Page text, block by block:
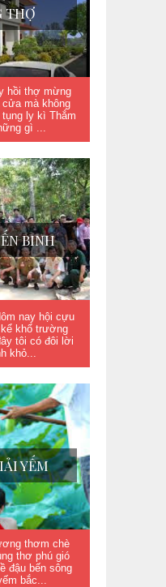
THỢ
hồi thợ mừng
cửa mà không
ly kì Thắm
gì ...
BINH
nay hội cựu
khổ trường
tôi có đôi lời
khỏ...
YẾM
thơm chè
thơ phú gió
đậu bến sông
bắc...